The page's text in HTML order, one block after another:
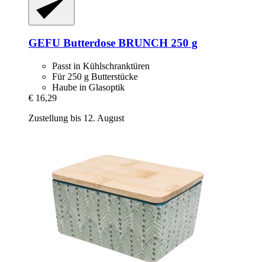
GEFU Butterdose BRUNCH 250 g
Passt in Kühlschranktüren
Für 250 g Butterstücke
Haube in Glasoptik
€ 16,29
Zustellung bis 12. August